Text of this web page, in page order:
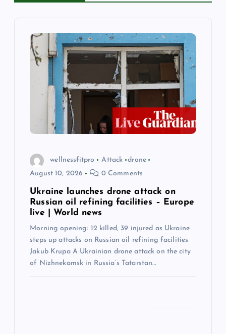
wellnessfitpro Attack
drone
August 10, 2026
0 Comments
Ukraine launches drone attack on
Russian oil refining facilities – Europe
live | World news
Morning opening: 12 killed, 39 injured as Ukraine
steps up attacks on Russian oil refining facilities
Jakub Krupa A Ukrainian drone attack on the city
of Nizhnekamsk in Russia’s Tatarstan…